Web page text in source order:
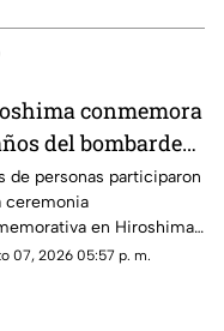
conmemora
del bombardeo
con un minuto
de personas participaron
ceremonia
en Hiroshima,
se recordó a las
07, 2026 05:57 p. m.